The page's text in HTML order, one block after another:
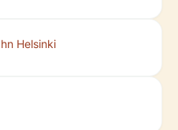
Helsinki